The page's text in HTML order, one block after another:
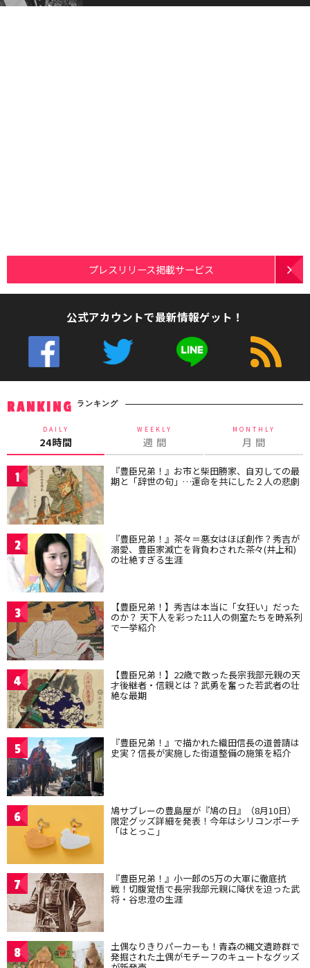
プレスリリース掲載サービス
公式アカウントで最新情報ゲット！
RANKING ランキング
DAILY
24時間
WEEKLY
週 間
MONTHLY
月 間
1 『豊臣兄弟！』お市と柴田勝家、自刃しての最
期と「辞世の句」…運命を共にした２人の悲劇
2 『豊臣兄弟！』茶々＝悪女はほぼ創作？秀吉が
溺愛、豊臣家滅亡を背負わされた茶々(井上和)
の壮絶すぎる生涯
3 【豊臣兄弟！】秀吉は本当に「女狂い」だった
のか？ 天下人を彩った11人の側室たちを時系列
で一挙紹介
4 【豊臣兄弟！】22歳で散った長宗我部元親の天
才後継者・信親とは？武勇を奮った若武者の壮
絶な最期
5 『豊臣兄弟！』で描かれた織田信長の道普請は
史実？信長が実施した街道整備の施策を紹介
6 鳩サブレーの豊島屋が『鳩の日』（8月10日）
限定グッズ詳細を発表！今年はシリコンポーチ
「はとっこ」
7 『豊臣兄弟！』小一郎の5万の大軍に徹底抗
戦！切腹覚悟で長宗我部元親に降伏を迫った武
将・谷忠澄の生涯
8 土偶なりきりパーカーも！青森の縄文遺跡群で
発掘された土偶がモチーフのキュートなグッズ